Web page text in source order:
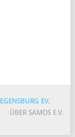
EV.
ÜBER SAMOS E.V.